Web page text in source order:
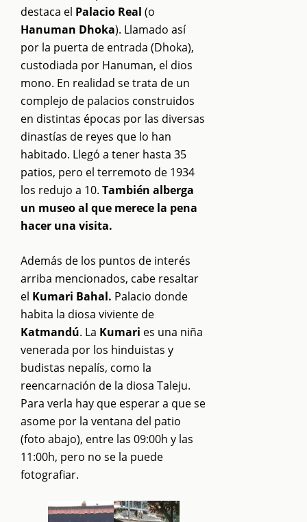
destaca el Palacio Real (o
Hanuman Dhoka). Llamado así
por la puerta de entrada (Dhoka),
custodiada por Hanuman, el dios
mono. En realidad se trata de un
complejo de palacios construidos
en distintas épocas por las diversas
dinastías de reyes que lo han
habitado. Llegó a tener hasta 35
patios, pero el terremoto de 1934
los redujo a 10. También alberga
un museo al que merece la pena
hacer una visita.
Además de los puntos de interés
arriba mencionados, cabe resaltar
el Kumari Bahal. Palacio donde
habita la diosa viviente de
Katmandú. La Kumari es una niña
venerada por los hinduistas y
budistas nepalís, como la
reencarnación de la diosa Taleju.
Para verla hay que esperar a que se
asome por la ventana del patio
(foto abajo), entre las 09:00h y las
11:00h, pero no se la puede
fotografiar.